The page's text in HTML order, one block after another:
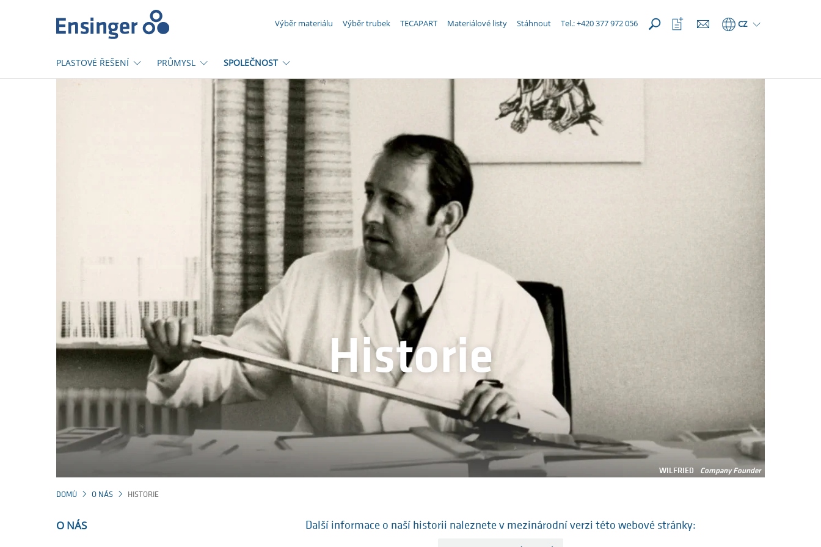
Výběr materiálu Výběr trubek TECAPART Materiálové listy Stáhnout Tel.: +420 377 972 056 CZ
Otevřít
seznam
PLASTOVÉ ŘEŠENÍ PRŮMYSL SPOLEČNOST
Historie
WILFRIED Company Founder
DOMŮ O NÁS HISTORIE
O NÁS Další informace o naší historii naleznete v mezinárodní verzi této webové stránky: